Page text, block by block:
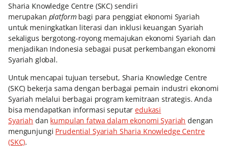
Sharia Knowledge Centre (SKC) sendiri
merupakan platform bagi para penggiat ekonomi Syariah
untuk meningkatkan literasi dan inklusi keuangan Syariah
sekaligus bergotong-royong memajukan ekonomi Syariah dan
menjadikan Indonesia sebagai pusat perkembangan ekonomi
Syariah global.
Untuk mencapai tujuan tersebut, Sharia Knowledge Centre
(SKC) bekerja sama dengan berbagai pemain industri ekonomi
Syariah melalui berbagai program kemitraan strategis. Anda
bisa mendapatkan informasi seputaredukasi
Syariah dan kumpulan fatwa dalam ekonomi Syariah dengan
mengunjungi Prudential Syariah Sharia Knowledge Centre
(SKC).